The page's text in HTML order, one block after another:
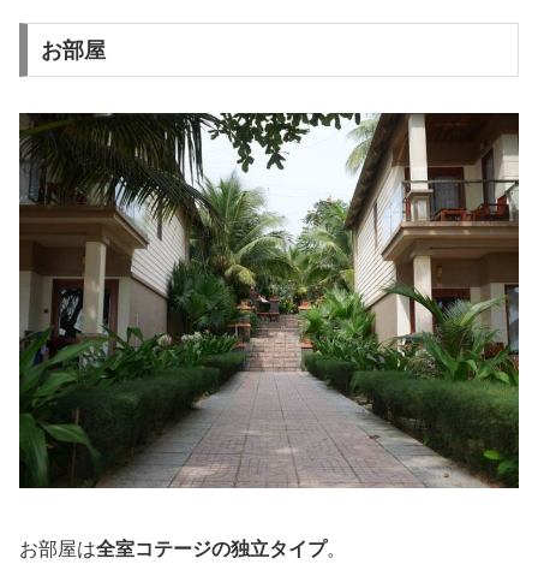
お部屋
お部屋は全室コテージの独立タイプ。